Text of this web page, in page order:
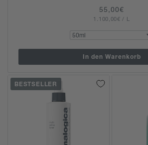
Normaler
Preis
55,00€
GRUNDPREIS
1.100,00€ / PRO
L
In den Warenkorb
BESTSELLER